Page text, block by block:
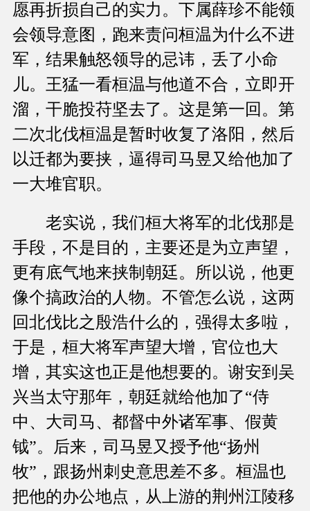
愿再折损自己的实力。下属薛珍不能领
会领导意图，跑来责问桓温为什么不进
军，结果触怒领导的忌讳，丢了小命
儿。王猛一看桓温与他道不合，立即开
溜，干脆投苻坚去了。这是第一回。第
二次北伐桓温是暂时收复了洛阳，然后
以迁都为要挟，逼得司马昱又给他加了
一大堆官职。
老实说，我们桓大将军的北伐那是
手段，不是目的，主要还是为立声望，
更有底气地来挟制朝廷。所以说，他更
像个搞政治的人物。不管怎么说，这两
回北伐比之殷浩什么的，强得太多啦，
于是，桓大将军声望大增，官位也大
增，其实这也正是他想要的。谢安到吴
兴当太守那年，朝廷就给他加了“侍
中、大司马、都督中外诸军事、假黄
钺”。后来，司马昱又授予他“扬州
牧”，跟扬州刺史意思差不多。桓温也
把他的办公地点，从上游的荆州江陵移